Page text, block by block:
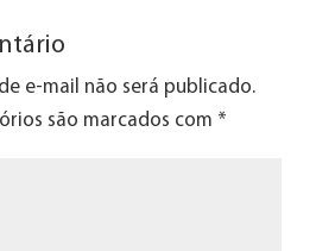
e-mail não será publicado.
são marcados com *